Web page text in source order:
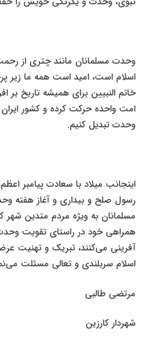
وحدت مسلمانان مانند چتری از
اسلام است، امید است همه ما زیر
خاتم النبیین برای همیشه تاریخ بر
امت واحده حرکت کرده و کشور ایران
وحدت تبدیل کنیم.
اینجانب میلاد با سعادت پیامبر
رسول صلح و بیداری و آغاز هفته
مسلمانان به ویژه مردم متدین شهر
همراهی خود در راستای تقویت
آفرینی می‌کنند، تبریک و تهنیت
اسلام سربلندی و تعالی مسئلت
مرتضی طالبی
شهردار کارزین